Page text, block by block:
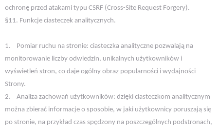
ochronę przed atakami typu CSRF (Cross-Site Request Forgery).
§11. Funkcje ciasteczek analitycznych.
1.
Pomiar ruchu na stronie: ciasteczka analityczne pozwalają na
monitorowanie liczby odwiedzin, unikalnych użytkowników i
wyświetleń stron, co daje ogólny obraz popularności i wydajności
Strony.
2.
Analiza zachowań użytkowników: dzięki ciasteczkom analitycznym
można zbierać informacje o sposobie, w jaki użytkownicy poruszają się
po stronie, na przykład czas spędzony na poszczególnych podstronach,